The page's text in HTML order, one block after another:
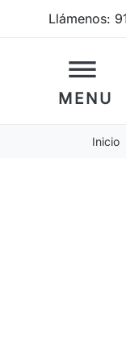
Llámenos:
dehaze
MENU
Inicio